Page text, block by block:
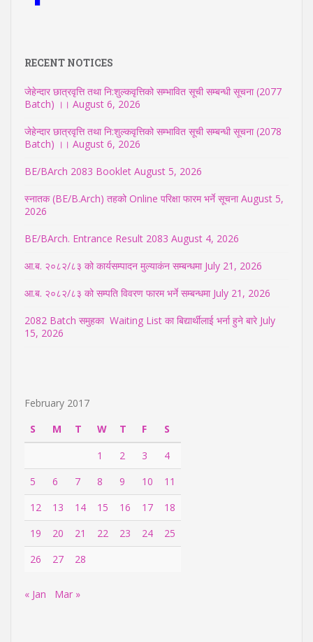
RECENT NOTICES
जेहेन्दार छात्रवृत्ति तथा नि:शुल्कवृत्तिको सम्भावित सूची सम्बन्धी सूचना (2077
Batch) ।। August 6, 2026
जेहेन्दार छात्रवृत्ति तथा नि:शुल्कवृत्तिको सम्भावित सूची सम्बन्धी सूचना (2078
Batch) ।। August 6, 2026
BE/BArch 2083 Booklet August 5, 2026
स्नातक (BE/B.Arch) तहको Online परिक्षा फारम भर्ने सूचना August 5,
2026
BE/BArch. Entrance Result 2083 August 4, 2026
आ.ब. २०८२/८३ को कार्यसम्पादन मुल्याकंन सम्बन्धमा July 21, 2026
आ.ब. २०८२/८३ को सम्पति विवरण फारम भर्ने सम्बन्धमा July 21, 2026
2082 Batch समुहका Waiting List का बिद्यार्थीलाई भर्ना हुने बारे July
15, 2026
February 2017
S
M T W T F
S
1
2 3
4
5
6 7 8 9 10
11
12
13 14 15 16 17
18
19
20 21 22 23 24
25
26
27 28
« Jan Mar »